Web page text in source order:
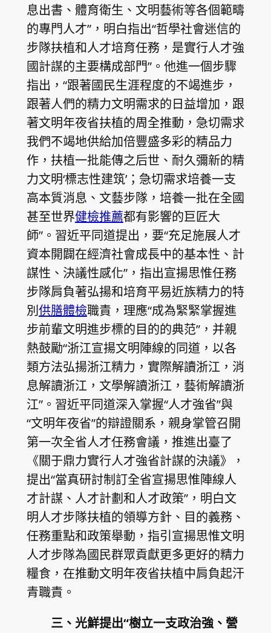
息出書、體育衛生、文明藝術等各個範疇
的專門人才”，明白指出“哲學社會迷信的
步隊扶植和人才培育任務，是實行人才強
國計謀的主要構成部門”。他進一個步驟
指出，“跟著國民生涯程度的不竭進步，
跟著人們的精力文明需求的日益增加，跟
著文明年夜省扶植的周全推動，急切需求
我們不竭地供給加倍豐盛多彩的精品力
作，扶植一批能傳之后世、耐久彌新的精
力文明‘標志性建筑’；急切需求培養一支
高本質消息、文藝步隊，培養一批在全國
甚至世界健檢推薦都有影響的巨匠大
師”。習近平同道提出，要“充足施展人才
資本開闢在經濟社會成長中的基本性、計
謀性、決議性感化”，指出宣揚思惟任務
步隊肩負著弘揚和培育平易近族精力的特
別 供膳體檢職責，理應“成為緊緊掌握進
步前輩文明進步標的目的的典范”，并親
熱鼓勵“浙江宣揚文明陣線的同道，以各
類方法弘揚浙江精力，實際解讀浙江，消
息解讀浙江，文學解讀浙江，藝術解讀浙
江”。習近平同道深入掌握“人才強省”與
“文明年夜省”的辯證關系，親身掌管召開
第一次全省人才任務會議，推進出臺了
《關于鼎力實行人才強省計謀的決議》，
提出“當真研討制訂全省宣揚思惟陣線人
才計謀、人才計劃和人才政策”，明白文
明人才步隊扶植的領導方針、目的義務、
任務重點和政策舉動，指引宣揚思惟文明
人才步隊為國民群眾貢獻更多更好的精力
糧食，在推動文明年夜省扶植中肩負起汗
青職責。
三、光鮮提出“樹立一支政治強、營